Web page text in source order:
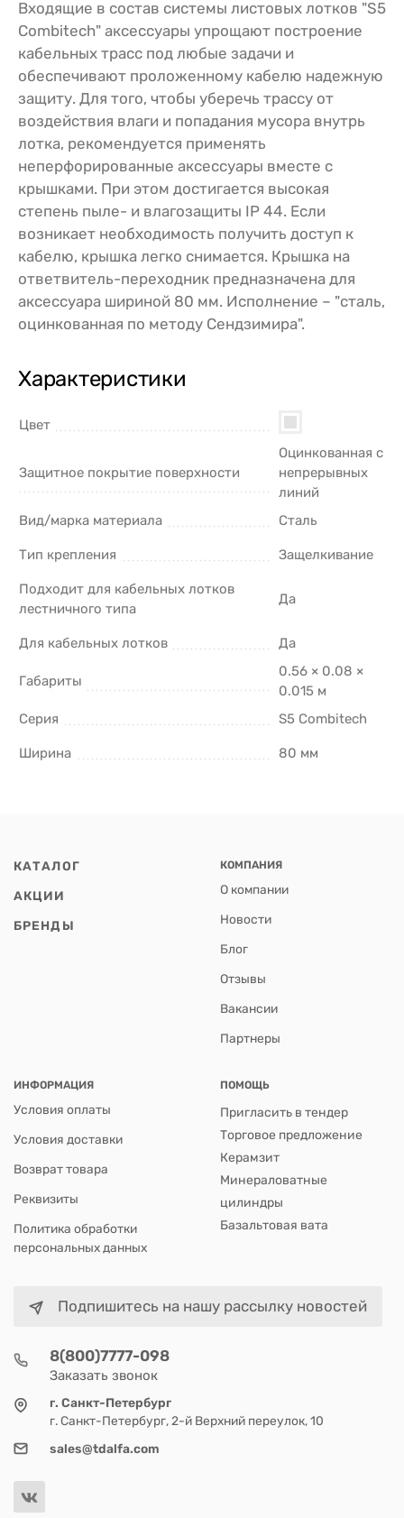
Входящие в состав системы листовых лотков "S5
Combitech" аксессуары упрощают построение
кабельных трасс под любые задачи и
обеспечивают проложенному кабелю надежную
защиту. Для того, чтобы уберечь трассу от
воздействия влаги и попадания мусора внутрь
лотка, рекомендуется применять
неперфорированные аксессуары вместе с
крышками. При этом достигается высокая
степень пыле- и влагозащиты IP 44. Если
возникает необходимость получить доступ к
кабелю, крышка легко снимается. Крышка на
ответвитель-переходник предназначена для
аксессуара шириной 80 мм. Исполнение – "сталь,
оцинкованная по методу Сендзимира".
Характеристики
Цвет
Защитное покрытие поверхности
Оцинкованная с
непрерывных
линий
Вид/марка материала
Сталь
Тип крепления Защелкивание
Подходит для кабельных лотков
лестничного типа
Да
Для кабельных лотков Да
Габариты
0.56 × 0.08 ×
0.015 м
Серия
S5 Combitech
Ширина 80 мм
КАТАЛОГ
АКЦИИ
БРЕНДЫ
КОМПАНИЯ
О компании
Новости
Блог
Отзывы
Вакансии
Партнеры
ИНФОРМАЦИЯ
Условия оплаты
Условия доставки
Возврат товара
Реквизиты
Политика обработки
персональных данных
ПОМОЩЬ
Пригласить в тендер
Торговое предложение
Керамзит
Минераловатные
цилиндры
Базальтовая вата
Подпишитесь на нашу рассылку новостей
8(800)7777-098
Заказать звонок
г. Санкт-Петербург
г. Санкт-Петербург, 2-й Верхний переулок, 10
sales@tdalfa.com